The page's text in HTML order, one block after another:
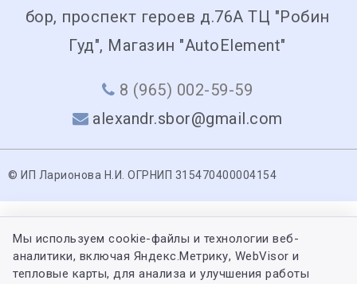
бор, проспект героев д.76А ТЦ "Робин
Гуд", Магазин "AutoElement"
8 (965) 002-59-59
alexandr.sbor@gmail.com
© ИП Ларионова Н.И. ОГРНИП 315470400004154
Мы используем cookie-файлы и технологии веб-
аналитики, включая Яндекс.Метрику, WebVisor и
тепловые карты, для анализа и улучшения работы